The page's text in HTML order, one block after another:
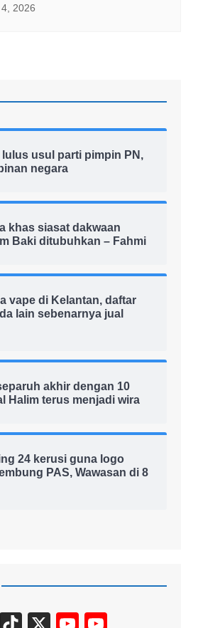
2026
lulus usul parti pimpin PN,
negara
khas siasat dakwaan
Baki ditubuhkan – Fahmi
vape di Kelantan, daftar
lain sebenarnya jual
akhir dengan 10
Halim terus menjadi wira
24 kerusi guna logo
PAS, Wawasan di 8